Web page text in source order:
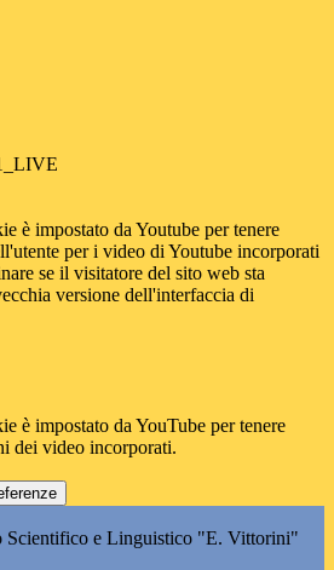
è impostato da Youtube per tenere
per i video di Youtube incorporati
se il visitatore del sito web sta
versione dell'interfaccia di
è impostato da YouTube per tenere
dei video incorporati.
Scientifico e Linguistico "E. Vittorini"